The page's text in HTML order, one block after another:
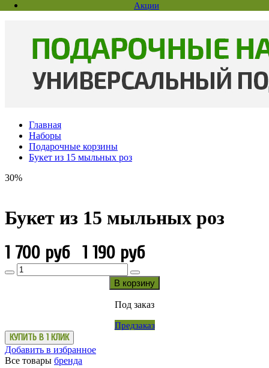
Акции
Главная
Наборы
Подарочные корзины
Букет из 15 мыльных роз
30%
Букет из 15 мыльных роз
1 700 руб 1 190 руб
В корзину
Под заказ
Предзаказ
КУПИТЬ В 1 КЛИК
Добавить в избранное
Все товары бренда